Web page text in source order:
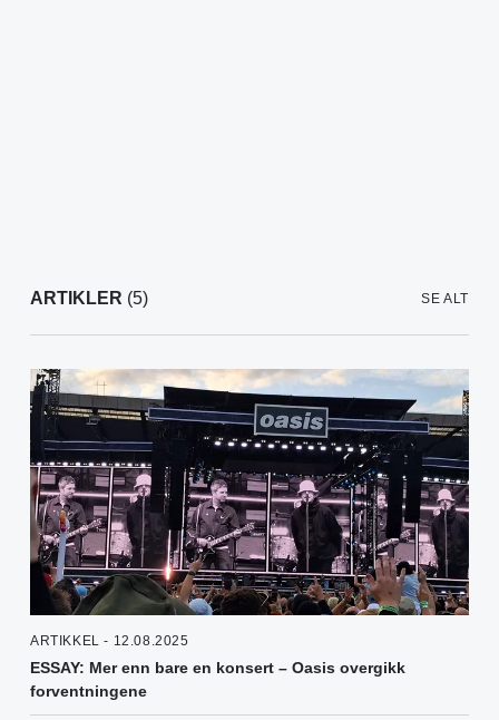
ARTIKLER (5) SE ALT
ARTIKKEL - 12.08.2025
ESSAY: Mer enn bare en konsert – Oasis overgikk
forventningene